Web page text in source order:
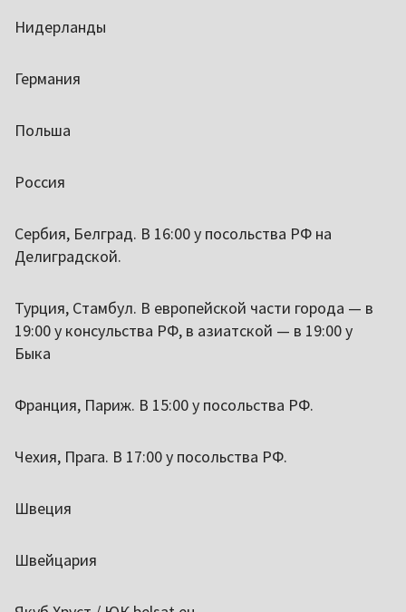
Нидерланды
Германия
Польша
Россия
Сербия, Белград. В 16:00 у посольства РФ на
Делиградской.
Турция, Стамбул. В европейской части города — в
19:00 у консульства РФ, в азиатской — в 19:00 у
Быка
Франция, Париж. В 15:00 у посольства РФ.
Чехия, Прага. В 17:00 у посольства РФ.
Швеция
Швейцария